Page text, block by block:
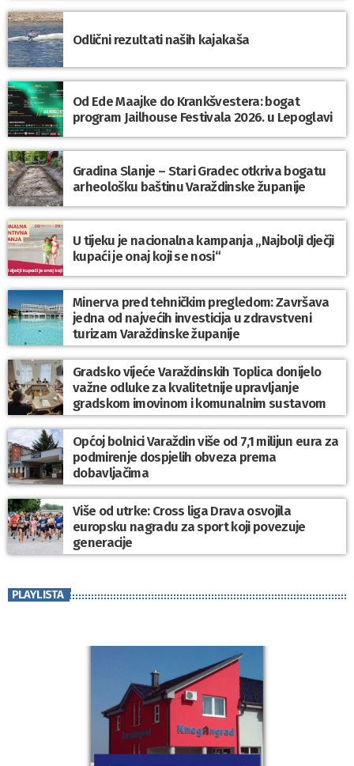
Odlični rezultati naših kajakaša
Od Ede Maajke do Krankšvestera: bogat
program Jailhouse Festivala 2026. u Lepoglavi
Gradina Slanje – Stari Gradec otkriva bogatu
arheološku baštinu Varaždinske županije
U tijeku je nacionalna kampanja „Najbolji dječji
kupaći je onaj koji se nosi“
Minerva pred tehničkim pregledom: Završava
jedna od najvećih investicija u zdravstveni
turizam Varaždinske županije
Gradsko vijeće Varaždinskih Toplica donijelo
važne odluke za kvalitetnije upravljanje
gradskom imovinom i komunalnim sustavom
Općoj bolnici Varaždin više od 7,1 milijun eura za
podmirenje dospjelih obveza prema
dobavljačima
Više od utrke: Cross liga Drava osvojila
europsku nagradu za sport koji povezuje
generacije
PLAYLISTA